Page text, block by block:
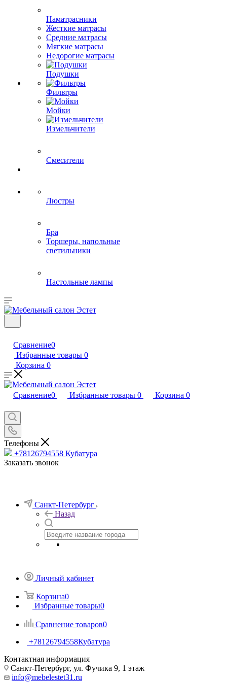
Наматрасники
Жесткие матрасы
Средние матрасы
Мягкие матрасы
Недорогие матрасы
Подушки
Фильтры
Мойки
Измельчители
Смесители
Люстры
Бра
Торшеры, напольные
светильники
Настольные лампы
Сравнение0
Избранные товары 0
Корзина 0
Сравнение0 Избранные товары 0 Корзина 0
Телефоны
+78126794558 Кубатура
Заказать звонок
Санкт-Петербург
Назад
Личный кабинет
Корзина0
Избранные товары0
Сравнение товаров0
+78126794558Кубатура
Контактная информация
Санкт-Петербург, ул. Фучика 9, 1 этаж
info@mebelestet31.ru